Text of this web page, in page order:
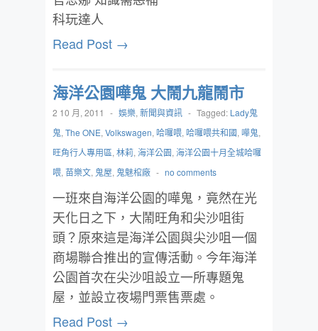
科玩達人
Read Post →
海洋公園嘩鬼 大鬧九龍鬧市
2 10 月, 2011 - 娛樂, 新聞與資訊 - Tagged: Lady鬼
鬼, The ONE, Volkswagen, 哈囉喂, 哈囉喂共和國, 嘩鬼,
旺角行人專用區, 林莉, 海洋公園, 海洋公園十月全城哈囉
喂, 苗樂文, 鬼屋, 鬼魅棺廠 - no comments
一班來自海洋公園的嘩鬼，竟然在光
天化日之下，大鬧旺角和尖沙咀街
頭？原來這是海洋公園與尖沙咀一個
商場聯合推出的宣傳活動。今年海洋
公園首次在尖沙咀設立一所專題鬼
屋，並設立夜場門票售票處。
Read Post →